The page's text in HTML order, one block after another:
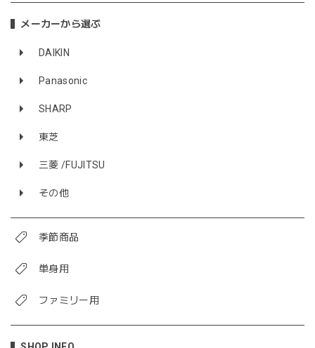
メーカーから選ぶ
DAIKIN
Panasonic
SHARP
東芝
三菱 /FUJITSU
その他
季節商品
単身用
ファミリー用